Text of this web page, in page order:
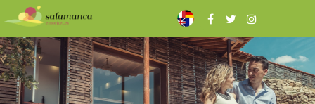
Pasar
al
contenido
principal